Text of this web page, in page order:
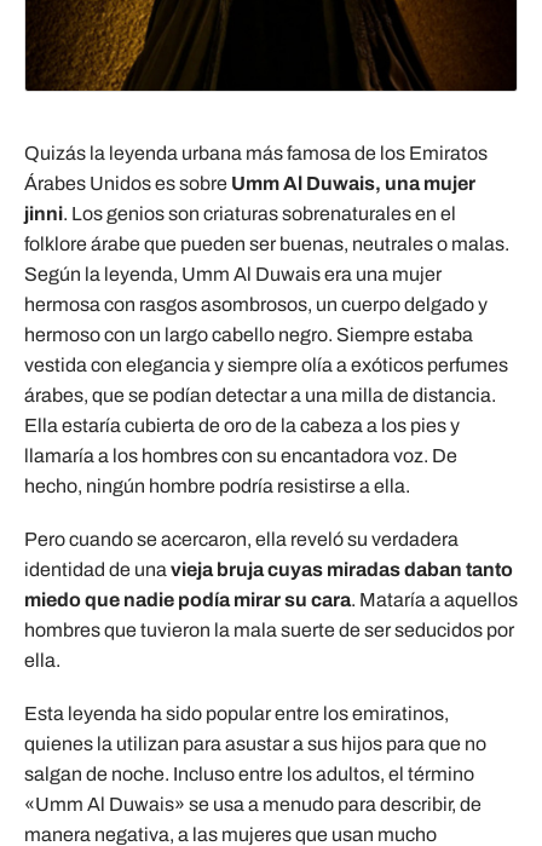
Quizás la leyenda urbana más famosa de los Emiratos
Árabes Unidos es sobre Umm Al Duwais, una mujer
jinni. Los genios son criaturas sobrenaturales en el
folklore árabe que pueden ser buenas, neutrales o malas.
Según la leyenda, Umm Al Duwais era una mujer
hermosa con rasgos asombrosos, un cuerpo delgado y
hermoso con un largo cabello negro. Siempre estaba
vestida con elegancia y siempre olía a exóticos perfumes
árabes, que se podían detectar a una milla de distancia.
Ella estaría cubierta de oro de la cabeza a los pies y
llamaría a los hombres con su encantadora voz. De
hecho, ningún hombre podría resistirse a ella.
Pero cuando se acercaron, ella reveló su verdadera
identidad de una vieja bruja cuyas miradas daban tanto
miedo que nadie podía mirar su cara. Mataría a aquellos
hombres que tuvieron la mala suerte de ser seducidos por
ella.
Esta leyenda ha sido popular entre los emiratinos,
quienes la utilizan para asustar a sus hijos para que no
salgan de noche. Incluso entre los adultos, el término
«Umm Al Duwais» se usa a menudo para describir, de
manera negativa, a las mujeres que usan mucho